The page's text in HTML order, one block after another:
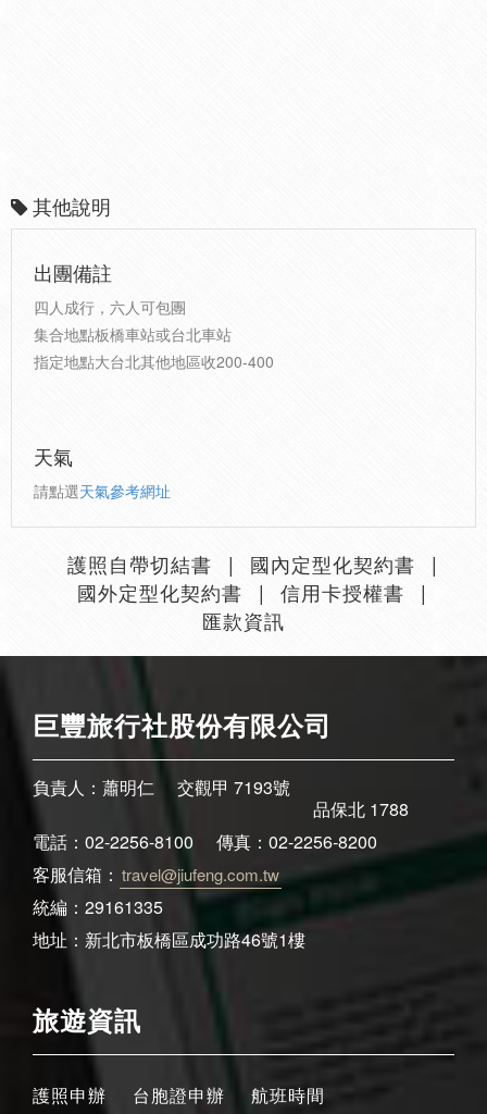
其他說明
出團備註
四人成行，六人可包團
集合地點板橋車站或台北車站
指定地點大台北其他地區收200-400
天氣
請點選天氣參考網址
護照自帶切結書
國內定型化契約書
國外定型化契約書
信用卡授權書
匯款資訊
巨豐旅行社股份有限公司
負責人：蕭明仁
交觀甲 7193號
品保北 1788
電話：02-2256-8100
傳真：02-2256-8200
客服信箱： travel@jiufeng.com.tw
統編：29161335
地址：新北市板橋區成功路46號1樓
旅遊資訊
護照申辦 台胞證申辦
航班時間